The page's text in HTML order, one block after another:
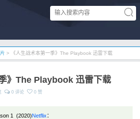
> 《人生战术本第一季》The Playbook 迅雷下载
》The Playbook 迅雷下载
0 评论 0 赞
1 (2020)Netflix ：